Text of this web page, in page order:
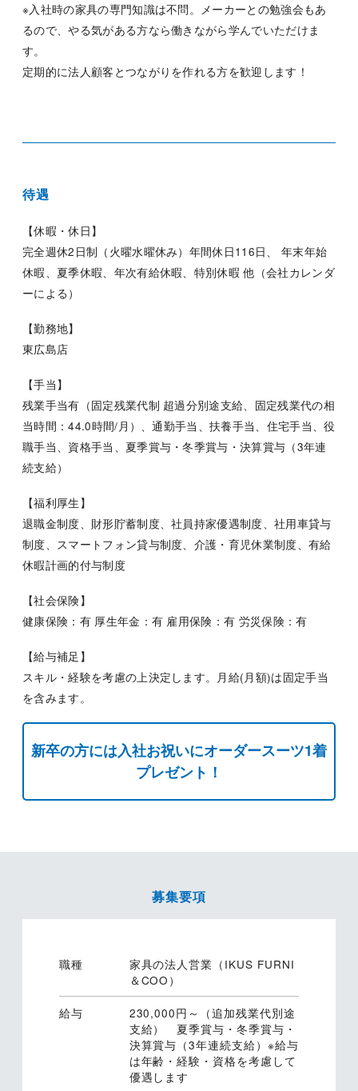
※入社時の家具の専門知識は不問。メーカーとの勉強会もあ
るので、やる気がある方なら働きながら学んでいただけま
す。
定期的に法人顧客とつながりを作れる方を歓迎します！
待遇
【休暇・休日】
完全週休2日制（火曜水曜休み）年間休日116日、 年末年始
休暇、夏季休暇、年次有給休暇、特別休暇 他（会社カレンダ
ーによる）
【勤務地】
東広島店
【手当】
残業手当有（固定残業代制 超過分別途支給、固定残業代の相
当時間：44.0時間/月）、通勤手当、扶養手当、住宅手当、役
職手当、資格手当、夏季賞与・冬季賞与・決算賞与（3年連
続支給）
【福利厚生】
退職金制度、財形貯蓄制度、社員持家優遇制度、社用車貸与
制度、スマートフォン貸与制度、介護・育児休業制度、有給
休暇計画的付与制度
【社会保険】
健康保険：有 厚生年金：有 雇用保険：有 労災保険：有
【給与補足】
スキル・経験を考慮の上決定します。月給(月額)は固定手当
を含みます。
新卒の方には入社お祝いにオーダースーツ1着
プレゼント！
募集要項
職種
家具の法人営業（IKUS FURNI
＆COO）
給与
230,000円～（追加残業代別途
支給） 夏季賞与・冬季賞与・
決算賞与（3年連続支給）※給与
は年齢・経験・資格を考慮して
優遇します